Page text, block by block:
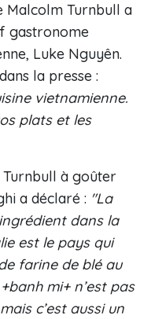
Malcolm Turnbull a
gastronome
Luke Nguyên.
la presse :
vietnamienne.
plats et les
Turnbull à goûter
a déclaré : "La
dans la
est le pays qui
farine de blé au
mi+ n’est pas
c’est aussi un